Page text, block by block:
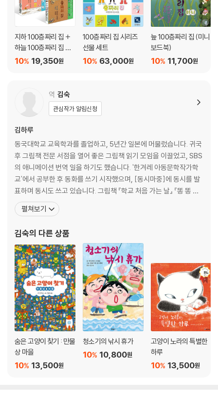
지하 100층짜리 집 +
하늘 100층짜리 집 세
트
19,350원
10%
100층짜리 집 시리즈
선물 세트
63,000원
10%
늪 100층짜리 집 (미니
보드북)
11,700원
10%
역 김숙
관심작가 알림신청
김하루
동국대학교 교육학과를 졸업하고, 5년간 일본에 머물렀습니다. 귀국
후 그림책 전문 서점을 열어 좋은 그림책 읽기 모임을 이끌었고, SBS
의 애니메이션 번역 일을 하기도 했습니다. '한겨레 아동문학작가학
교'에서 공부한 후 동화를 쓰기 시작했으며, [동시마중]에 동시를 발
표하며 동시도 쓰고 있습니다. 그림책 『학교 처음 가는 날』 『똥 똥 개
똥 밥』 『봄이 준 선물』 『노도새』 『이야기보따리를 훔친 호랑이』와 동
화 『한국 아이+태국 아이, 한태』 『소원을 이뤄주는 황금 올빼미 꿈
지 못하는 반딧불이』 「100층짜리 집
펼쳐보기
김숙의 다른 상품
숨은 고양이 찾기 : 만물
상 마을
13,500원
10%
청소기의 낚시 휴가
10,800원
10%
고양이 노라의 특별한
하루
13,500원
10%